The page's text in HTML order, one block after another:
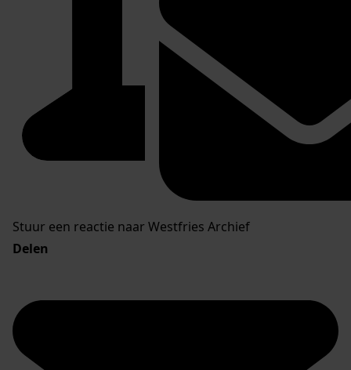
Stuur een reactie naar Westfries Archief
Delen